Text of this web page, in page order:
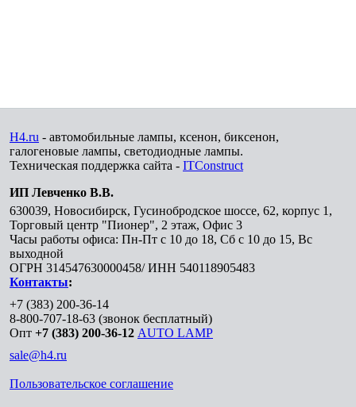
H4.ru - автомобильные лампы, ксенон, биксенон,
галогеновые лампы, светодиодные лампы.
Техническая поддержка сайта - ITConstruct
ИП Левченко В.В.
630039, Новосибирск, Гусинобродское шоссе, 62, корпус 1,
Торговый центр "Пионер", 2 этаж, Офис 3
Часы работы офиса: Пн-Пт с 10 до 18, Сб с 10 до 15, Вс
выходной
ОГРН 314547630000458/ ИНН 540118905483
Контакты:
+7 (383) 200-36-14
8-800-707-18-63 (звонок бесплатный)
Опт +7 (383) 200-36-12 AUTO LAMP
sale@h4.ru
Пользовательское соглашение